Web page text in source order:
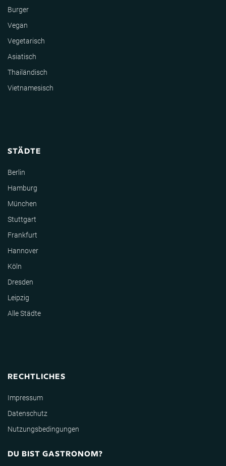
Burger
Vegan
Vegetarisch
Asiatisch
Thailändisch
Vietnamesisch
STÄDTE
Berlin
Hamburg
München
Stuttgart
Frankfurt
Hannover
Köln
Dresden
Leipzig
Alle Städte
RECHTLICHES
Impressum
Datenschutz
Nutzungsbedingungen
DU BIST GASTRONOM?